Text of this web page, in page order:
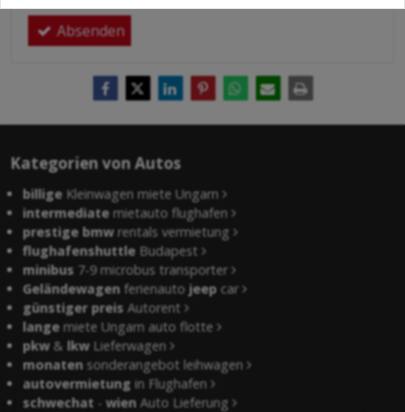
Absenden
Kategorien von Autos
billige Kleinwagen miete Ungarn
intermediate mietauto flughafen
prestige bmwrentals vermietung
flughafenshuttle Budapest
minibus 7-9 microbus transporter
Geländewagen ferienautojeep car
günstiger preis Autorent
lange miete Ungarn auto flotte
pkw&lkwLieferwagen
monaten sonderangebot leihwagen
autovermietung in Flughafen
schwechat -wien Auto Lieferung